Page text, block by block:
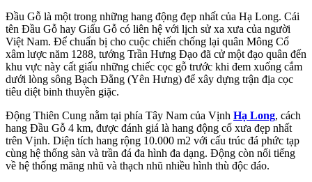
Đầu Gỗ là một trong những hang động đẹp nhất của Hạ Long. Cái
tên Đầu Gỗ hay Giấu Gỗ có liên hệ với lịch sử xa xưa của người
Việt Nam. Để chuẩn bị cho cuộc chiến chống lại quân Mông Cổ
xâm lược năm 1288, tướng Trần Hưng Đạo đã cử một đạo quân đến
khu vực này cất giấu những chiếc cọc gỗ trước khi đem xuống cắm
dưới lòng sông Bạch Đằng (Yên Hưng) để xây dựng trận địa cọc
tiêu diệt binh thuyền giặc.
Động Thiên Cung nằm tại phía Tây Nam của Vịnh Hạ Long, cách
hang Đầu Gỗ 4 km, được đánh giá là hang động cổ xưa đẹp nhất
trên Vịnh. Diện tích hang rộng 10.000 m2 với cấu trúc đá phức tạp
cùng hệ thống sàn và trần đá đa hình đa dạng. Động còn nổi tiếng
về hệ thống măng nhũ và thạch nhũ nhiều hình thù độc đáo.